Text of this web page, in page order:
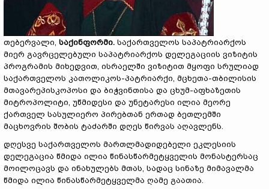
თებერვალი, საქინფორმი. საქართველოს საპატრიარქოს
მიერ გავრცელებული საპატრიარქოს დელეგაციის ვიზიტის
პროგრამის მიხედვით, ისრაელში ვიზიტით მყოფი სრულიად
საქართველოს კათოლიკოს-პატრიარქი, მცხეთა-თბილისის
მთავარეპისკოპოსი და ბიჭვინთისა და ცხუმ-აფხაზეთის
მიტროპოლიტი, უწმიდესი და უნეტარესი ილია მეორე
ქართველ სასულიერო პირებთან ერთად ბეთლემში
მაცხოვრის შობის ტაძარში დღეს წირვას აღავლენს.
დღესვე საქართველოს მართლმადიდებელი ეკლესიის
დელეგაცია წმიდა ილია წინასწარმეტყველის მონასტერსაც
მოილოცავს და ინახულებს მთას, სადაც სინაზე მიმავალმა
წმიდა ილია წინასწარმეტყველმა ღამე გაათია.